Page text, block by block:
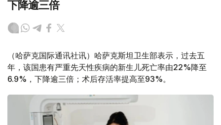
下降逾三倍
（哈萨克国际通讯社讯）哈萨克斯坦卫生部表示，过去五
年，该国患有严重先天性疾病的新生儿死亡率由22%降至
6.9%，下降逾三倍；术后存活率提高至93%。